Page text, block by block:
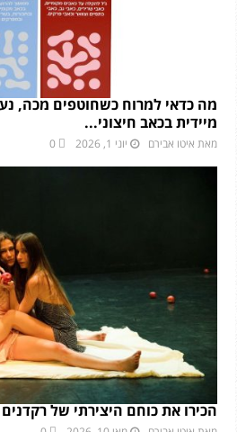
מה כדאי למרוח כשחוטפים מכה,
מיידית בכאב חיצוני...
מאת איטו אבירם יוני 1, 2026 0
הכירו את כוחם היצירתי של